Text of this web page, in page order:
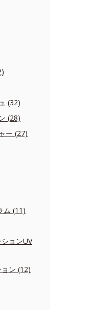
(32)
(28)
ー (27)
ム (11)
ョンUV
ン (12)